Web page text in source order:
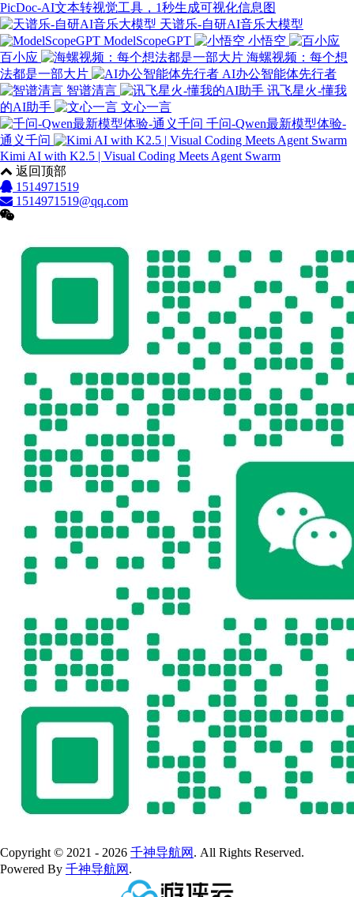
PicDoc-AI文本转视觉工具，1秒生成可视化信息图
天谱乐-自研AI音乐大模型
ModelScopeGPT
小悟空
百小应
海螺视频：每个想
法都是一部大片
AI办公智能体先行者
智谱清言
讯飞星火-懂我
的AI助手
文心一言
千问-Qwen最新模型体验-
通义千问
Kimi AI with K2.5 | Visual Coding Meets Agent Swarm
返回顶部
1514971519
1514971519@qq.com
Copyright © 2021 - 2026 千神导航网 . All Rights Reserved.
Powered By 千神导航网 .